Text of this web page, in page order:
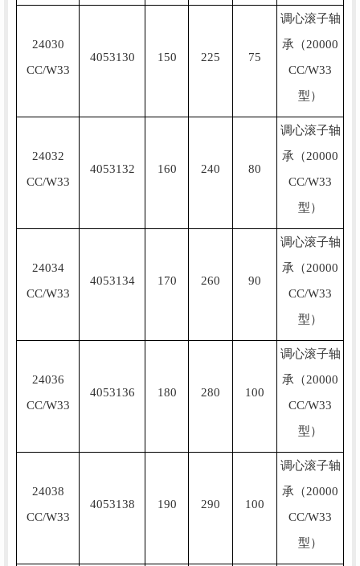
24030
CC/W33
4053130 150 225 75
调心滚子轴
承（20000
CC/W33
型）
24032
CC/W33
4053132 160 240 80
调心滚子轴
承（20000
CC/W33
型）
24034
CC/W33
4053134 170 260 90
调心滚子轴
承（20000
CC/W33
型）
24036
CC/W33
4053136 180 280 100
调心滚子轴
承（20000
CC/W33
型）
24038
CC/W33
4053138 190 290 100
调心滚子轴
承（20000
CC/W33
型）